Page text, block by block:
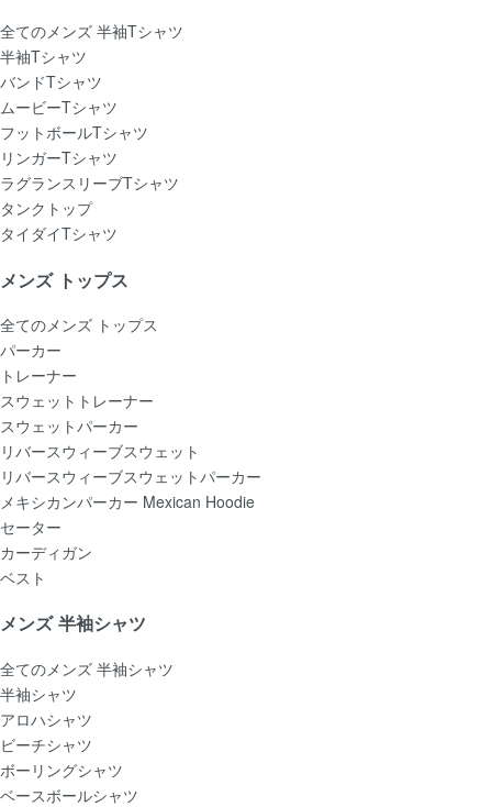
全てのメンズ 半袖Tシャツ
半袖Tシャツ
バンドTシャツ
ムービーTシャツ
フットボールTシャツ
リンガーTシャツ
ラグランスリーブTシャツ
タンクトップ
タイダイTシャツ
メンズ トップス
全てのメンズ トップス
パーカー
トレーナー
スウェットトレーナー
スウェットパーカー
リバースウィーブスウェット
リバースウィーブスウェットパーカー
メキシカンパーカー Mexican Hoodie
セーター
カーディガン
ベスト
メンズ 半袖シャツ
全てのメンズ 半袖シャツ
半袖シャツ
アロハシャツ
ビーチシャツ
ボーリングシャツ
ベースボールシャツ